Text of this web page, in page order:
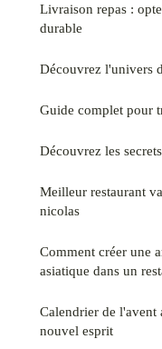
Livraison repas :
durable
Découvrez l'univers
Guide complet pour
Découvrez les
Meilleur restaurant
nicolas
Comment créer une
asiatique dans un
Calendrier de
nouvel esprit